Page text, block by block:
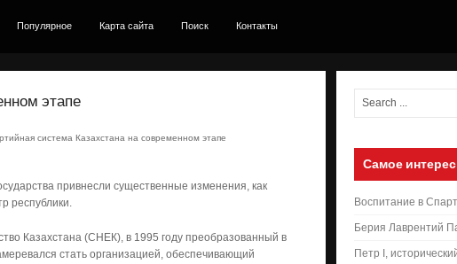
Популярное Карта сайта Поиск Контакты
этапе
система Казахстана на современном этапе
привнесли существенные изменения, как
республики.
Казахстана (СНЕК), в 1995 году преобразованный в
стать организацией, обеспечивающий
Самое
Воспитание в
Берия Лаврентий
Петр I,